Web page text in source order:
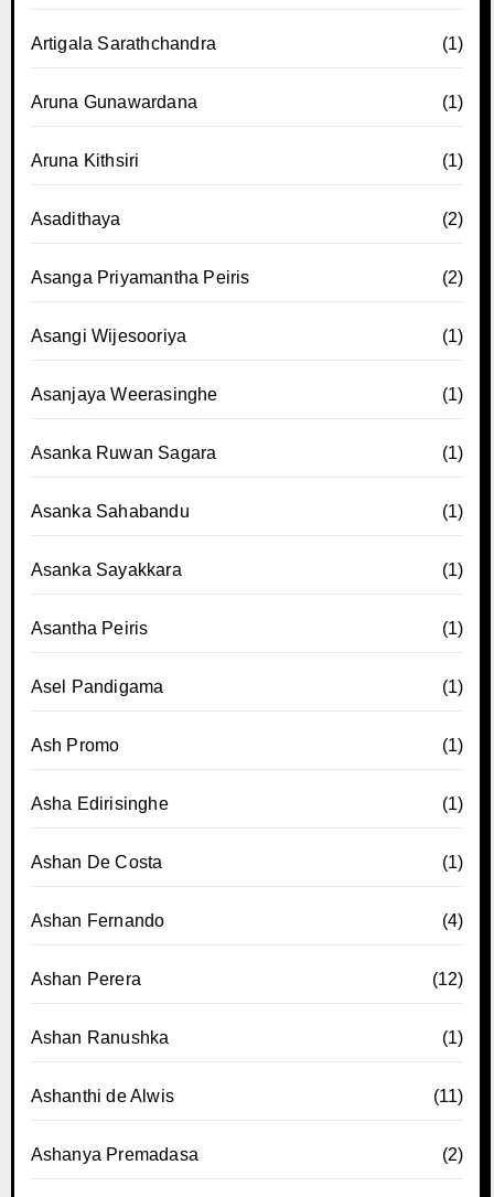
Artigala Sarathchandra (1)
Aruna Gunawardana (1)
Aruna Kithsiri (1)
Asadithaya (2)
Asanga Priyamantha Peiris (2)
Asangi Wijesooriya (1)
Asanjaya Weerasinghe (1)
Asanka Ruwan Sagara (1)
Asanka Sahabandu (1)
Asanka Sayakkara (1)
Asantha Peiris (1)
Asel Pandigama (1)
Ash Promo (1)
Asha Edirisinghe (1)
Ashan De Costa (1)
Ashan Fernando (4)
Ashan Perera (12)
Ashan Ranushka (1)
Ashanthi de Alwis (11)
Ashanya Premadasa (2)